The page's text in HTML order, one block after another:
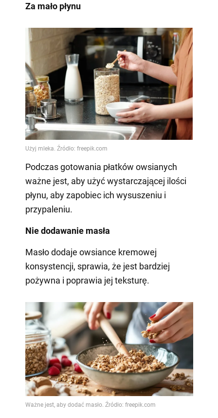
Za mało płynu
Podczas gotowania płatków owsianych
ważne jest, aby użyć wystarczającej ilości
płynu, aby zapobiec ich wysuszeniu i
przypaleniu.
Nie dodawanie masła
Masło dodaje owsiance kremowej
konsystencji, sprawia, że jest bardziej
pożywna i poprawia jej teksturę.